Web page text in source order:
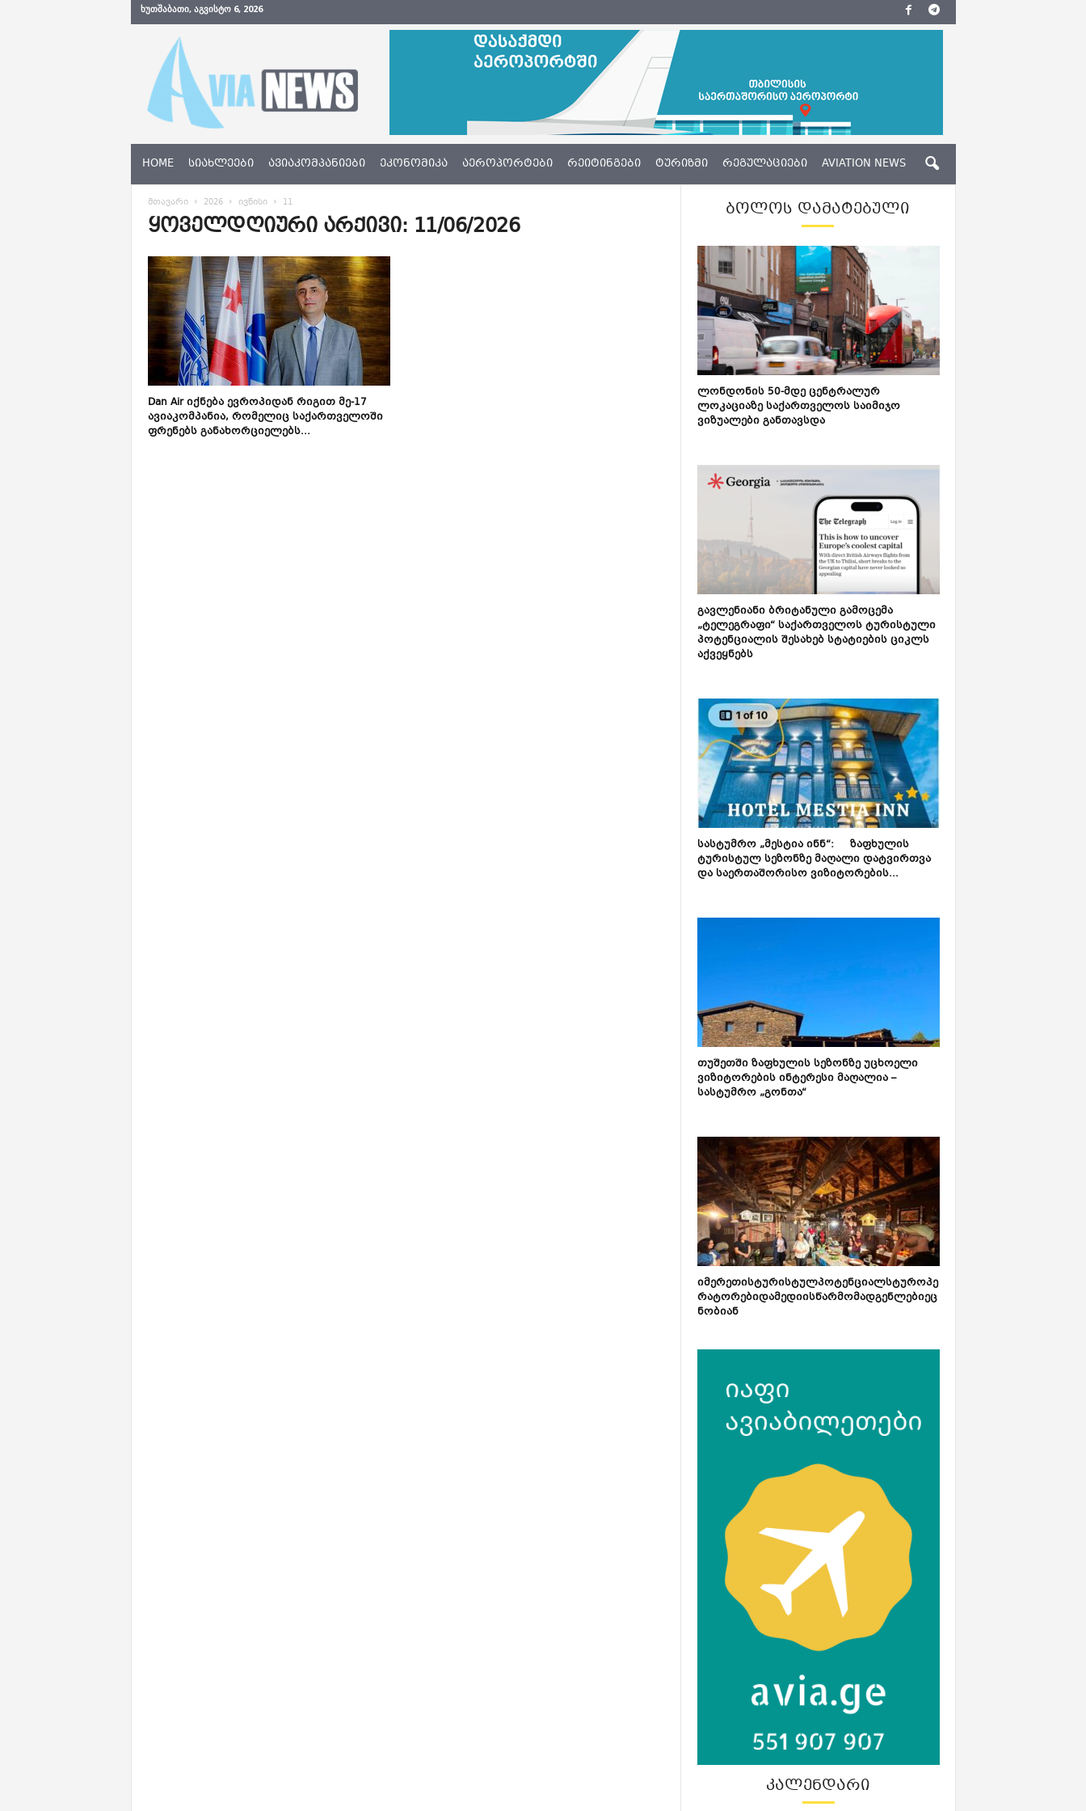
ᲮᲣᲗᲨᲐᲑᲐᲗᲘ, ᲐᲒᲕᲘᲡᲢᲝ 6, 2026
N
w
s
HOME ᲡᲘᲐᲮᲚᲔᲔᲑᲘ ᲐᲕᲘᲐᲙᲝᲛᲞᲐᲜᲘᲔᲑᲘ ᲔᲙᲝᲜᲝᲛᲘᲙᲐ ᲐᲔᲠᲝᲞᲝᲠᲢᲔᲑᲘ ᲠᲔᲘᲢᲘᲜᲒᲔᲑᲘ ᲢᲣᲠᲘᲖᲛᲘ ᲠᲔᲒᲣᲚᲐᲪᲘᲔᲑᲘ AVIATION NEWS
მთავარი 2026 ივნისი 11
ყოველდღიური არქივი: 11/06/2026
Dan Air იქნება ევროპიდან რიგით მე-17
ავიაკომპანია, რომელიც საქართველოში
ფრენებს განახორციელებს...
ᲑᲝᲚᲝᲡ ᲓᲐᲛᲐᲢᲔᲑᲣᲚᲘ
ლონდონის 50-მდე ცენტრალურ
ლოკაციაზე საქართველოს საიმიჯო
ვიზუალები განთავსდა
გავლენიანი ბრიტანული გამოცემა
„ტელეგრაფი“ საქართველოს ტურისტული
პოტენციალის შესახებ სტატიების ციკლს
აქვეყნებს
სასტუმრო „მესტია ინნ“: ზაფხულის
ტურისტულ სეზონზე მაღალი დატვირთვა
და საერთაშორისო ვიზიტორების...
თუშეთში ზაფხულის სეზონზე უცხოელი
ვიზიტორების ინტერესი მაღალია –
სასტუმრო „გონთა“
იმერეთისტურისტულპოტენციალსტუროპე
რატორებიდამედიისწარმომადგენლებიეც
ნობიან
ᲙᲐᲚᲔᲜᲓᲐᲠᲘ